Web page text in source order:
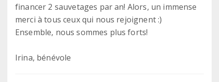
financer 2 sauvetages par an! Alors, un immense
merci à tous ceux qui nous rejoignent :)
Ensemble, nous sommes plus forts!
Irina, bénévole